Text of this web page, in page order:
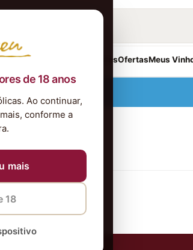
de 18 anos
Ao continuar,
conforme a
mais
18
Rosés Kits & PresentesOfertasMeus